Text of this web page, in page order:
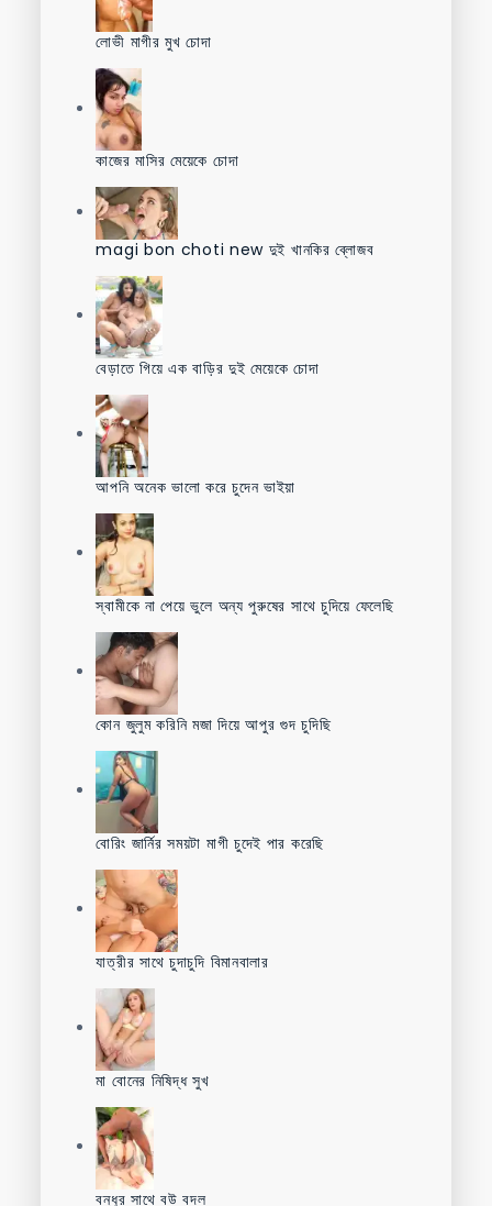
লোভী মাগীর মুখ চোদা
কাজের মাসির মেয়েকে চোদা
magi bon choti new দুই খানকির ব্লোজব
বেড়াতে গিয়ে এক বাড়ির দুই মেয়েকে চোদা
আপনি অনেক ভালো করে চুদেন ভাইয়া
স্বামীকে না পেয়ে ভুলে অন্য পুরুষের সাথে চুদিয়ে ফেলেছি
কোন জুলুম করিনি মজা দিয়ে আপুর গুদ চুদিছি
বোরিং জার্নির সময়টা মাগী চুদেই পার করেছি
যাত্রীর সাথে চুদাচুদি বিমানবালার
মা বোনের নিষিদ্ধ সুখ
বন্ধুর সাথে বউ বদল